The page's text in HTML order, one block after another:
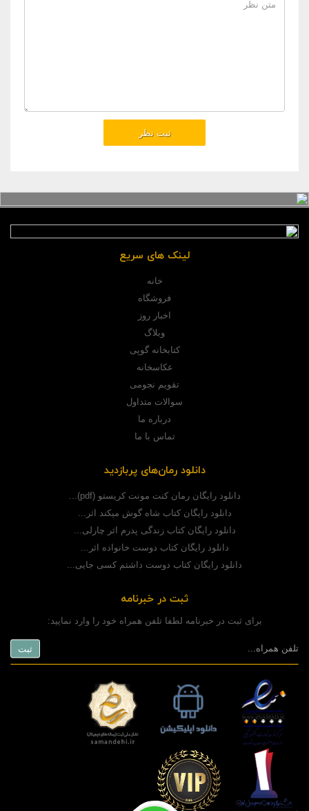
لینک های سریع
خانه
فروشگاه
اخبار روز
وبلاگ
کتابخانه گوپی
عکاسخانه
تقویم نجومی
سوالات متداول
درباره ما
تماس با ما
دانلود رمان‌های پربازدید
دانلود رایگان رمان کنت مونت کریستو (pdf)...
دانلود رایگان کتاب شاه گوش میکند اثر...
دانلود رایگان کتاب زندگی پدرم اثر چارلی...
دانلود رایگان کتاب دوست خانواده اثر...
دانلود رایگان کتاب دوست داشتم کسی جایی...
ثبت در خبرنامه
برای ثبت در خبرنامه لطفا تلفن همراه خود را وارد نمایید: